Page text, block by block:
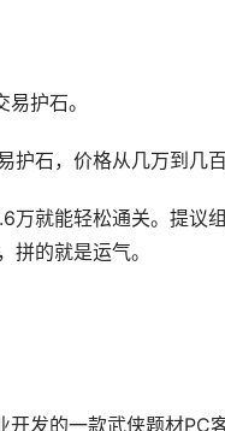
护石。
石，价格从几万到几
万就能轻松通关。提议
拼的就是运气。
开发的一款武侠题材